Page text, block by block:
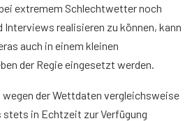
extremem Schlechtwetter noch
Interviews realisieren zu können, kann
auch in einem kleinen
der Regie eingesetzt werden.
der Wettdaten vergleichsweise
stets in Echtzeit zur Verfügung